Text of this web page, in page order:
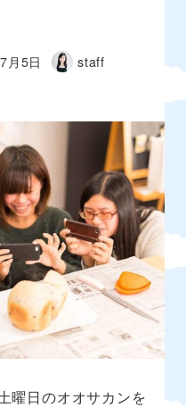
月5日
著
staff
曜日のオオサカンを